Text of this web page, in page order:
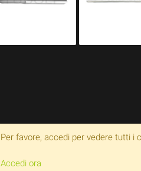
Per favore, accedi per vedere tutti i
Accedi ora